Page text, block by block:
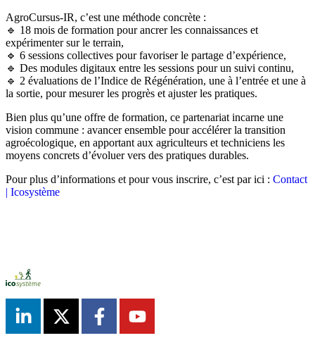
AgroCursus-IR, c’est une méthode concrète :
🔹 18 mois de formation pour ancrer les connaissances et
expérimenter sur le terrain,
🔹 6 sessions collectives pour favoriser le partage d’expérience,
🔹 Des modules digitaux entre les sessions pour un suivi continu,
🔹 2 évaluations de l’Indice de Régénération, une à l’entrée et une à
la sortie, pour mesurer les progrès et ajuster les pratiques.
Bien plus qu’une offre de formation, ce partenariat incarne une
vision commune : avancer ensemble pour accélérer la transition
agroécologique, en apportant aux agriculteurs et techniciens les
moyens concrets d’évoluer vers des pratiques durables.
Pour plus d’informations et pour vous inscrire, c’est par ici : Contact
| Icosystème